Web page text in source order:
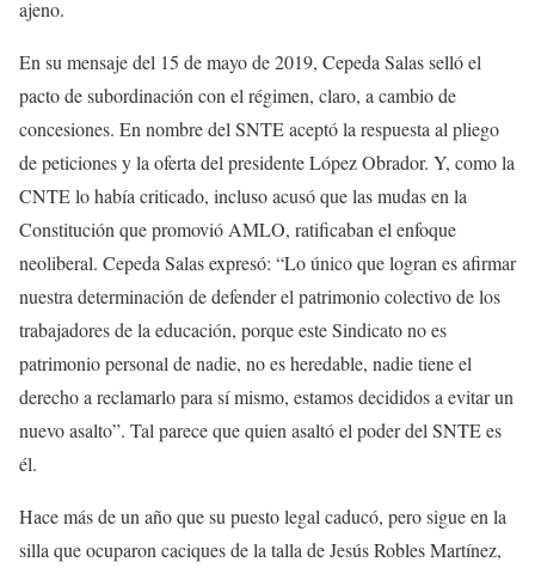
ajeno.
En su mensaje del 15 de mayo de 2019, Cepeda Salas selló el
pacto de subordinación con el régimen, claro, a cambio de
concesiones. En nombre del SNTE aceptó la respuesta al pliego
de peticiones y la oferta del presidente López Obrador. Y, como la
CNTE lo había criticado, incluso acusó que las mudas en la
Constitución que promovió AMLO, ratificaban el enfoque
neoliberal. Cepeda Salas expresó: “Lo único que logran es afirmar
nuestra determinación de defender el patrimonio colectivo de los
trabajadores de la educación, porque este Sindicato no es
patrimonio personal de nadie, no es heredable, nadie tiene el
derecho a reclamarlo para sí mismo, estamos decididos a evitar un
nuevo asalto”. Tal parece que quien asaltó el poder del SNTE es
él.
Hace más de un año que su puesto legal caducó, pero sigue en la
silla que ocuparon caciques de la talla de Jesús Robles Martínez,